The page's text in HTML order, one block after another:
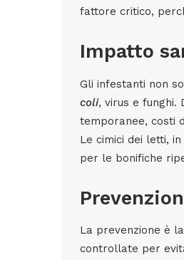
fattore critico,
Impatto
Gli infestanti non
coli, virus e funghi.
temporanee, costi
Le cimici dei letti,
per le bonifiche
La prevenzione è
controllate per